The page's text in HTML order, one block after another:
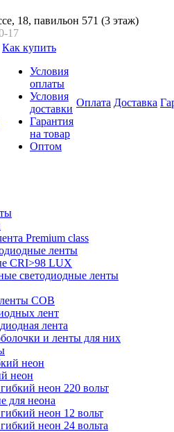
18, павильон 571 (3 этаж)
17
Как купить
Условия
оплаты
Условия
доставки
Гарантия
на товар
Оптом
Оплата Доставка
Premium class
ленты
CRI>98 LUX
светодиодные ленты
COB
лент
лента
и ленты для них
неон
неон 220 вольт
для неона
неон 12 вольт
неон 24 вольта